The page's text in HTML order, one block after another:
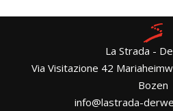
La Strada -
Via Visitazione 42
Bozen
info@lastrada-